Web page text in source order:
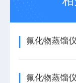
氟化物蒸馏